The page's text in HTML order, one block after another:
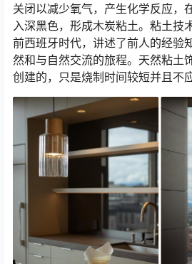
关闭以减少氧气，产生化学反应，
入深黑色，形成木炭粘土。粘土技
前西班牙时代，讲述了前人的经验
然和与自然交流的旅程。天然粘土
创建的，只是烧制时间较短并且不